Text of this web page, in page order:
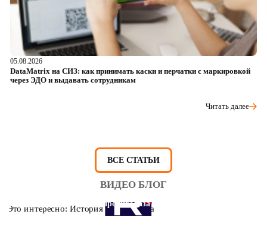
05.08.2026
DataMatrix на СИЗ: как принимать каски и перчатки с маркировкой
через ЭДО и выдавать сотрудникам
Читать далее
ВСЕ СТАТЬИ
ВИДЕО БЛОГ
Это интересно: История противогаза